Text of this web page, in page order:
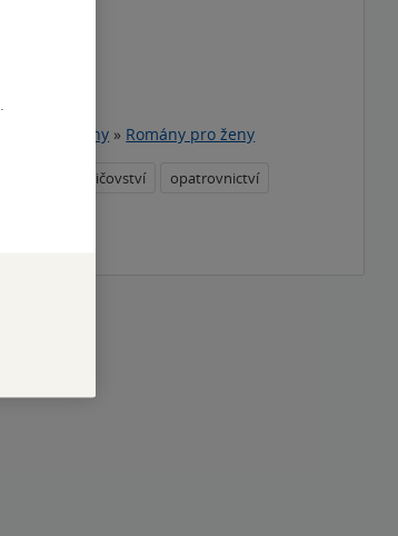
Knihy pro ženy » Romány pro ženy
rodičovství opatrovnictví